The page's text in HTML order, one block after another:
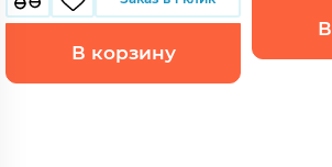
В корзину